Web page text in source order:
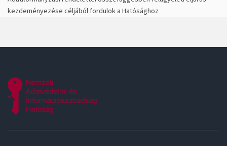
kezdeményezése céljából fordulok a Hatósághoz